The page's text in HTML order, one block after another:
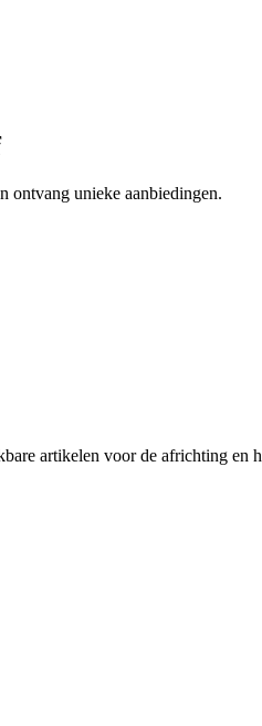
ontvang unieke aanbiedingen.
artikelen voor de africhting en